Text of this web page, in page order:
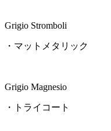
Grigio
・マットメタリック
Grigio Magnesio
・トライコート